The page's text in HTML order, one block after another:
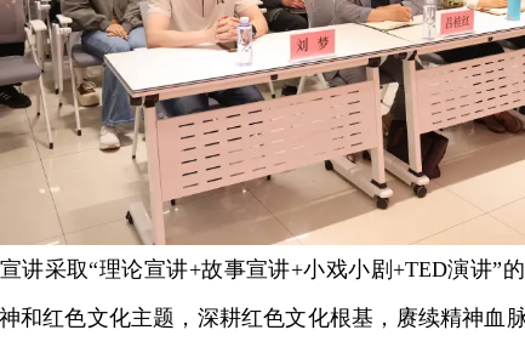
取“理论宣讲+故事宣讲+小戏小剧+TED演讲”的
和红色文化主题，深耕红色文化根基，赓续精神血